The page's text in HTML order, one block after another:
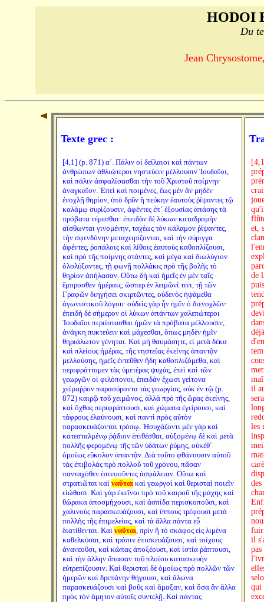
HODOI
Du
Jean
Texte grec :
[4,1] (p. 871) αʹ. Πάλιν οἱ δείλαιοι καὶ πάντων
ἀνθρώπων ἀθλιώτεροι νηστεύειν μέλλουσιν Ἰουδαῖοι,
καὶ πάλιν ἀσφαλίσασθαι τὴν τοῦ Χριστοῦ ποίμνην
ἀναγκαῖον. Ἐπεὶ καὶ ποιμένες, ἕως μὲν ἂν μηδὲν
ἐνοχλῇ θηρίον, ὑπὸ δρῦν ἢ πεύκην ἑαυτοὺς ῥίψαντες τῷ
καλάμῳ συρίζουσιν, ἀφέντες ἐπ´ ἐξουσίας ἁπάσης τὰ
πρόβατα νέμεσθαι· ἐπειδὰν δὲ λύκων καταδρομὴν
αἴσθωνται γινομένην, ταχέως τὸν κάλαμον ῥίψαντες,
τὴν σφενδόνην μεταχειρίζονται, καὶ τὴν σύριγγα
ἀφέντες, ῥοπάλοις καὶ λίθοις ἑαυτοὺς καθοπλίζουσι,
καὶ πρὸ τῆς ποίμνης στάντες, καὶ μέγα καὶ διωλύγιον
ὀλολύξαντες, τῇ φωνῇ πολλάκις πρὸ τῆς βολῆς τὸ
θηρίον ἀπήλασαν. Οὕτω δὴ καὶ ἡμεῖς ἐν μὲν ταῖς
ἔμπροσθεν ἡμέραις, ὥσπερ ἐν λειμῶνί τινι, τῇ τῶν
Γραφῶν διηγήσει σκιρτῶντες, οὐδενὸς ἡψάμεθα
ἀγωνιστικοῦ λόγου· οὐδεὶς γὰρ ἦν ἡμῖν ὁ διενοχλῶν·
ἐπειδὴ δὲ σήμερον οἱ λύκων ἁπάντων χαλεπώτεροι
Ἰουδαῖοι περιίστασθαι ἡμῶν τὰ πρόβατα μέλλουσιν,
ἀνάγκη πυκτεύειν καὶ μάχεσθαι, ὅπως μηδὲν ἡμῖν
θηριάλωτον γένηται. Καὶ μὴ θαυμάσητε, εἰ μετὰ δέκα
καὶ πλείους ἡμέρας, τῆς νηστείας ἐκείνης ἀπαντᾷν
μελλούσης, ἡμεῖς ἐντεῦθεν ἤδη καθοπλιζόμεθα, καὶ
περιφράττομεν τὰς ὑμετέρας ψυχὰς, ἐπεὶ καὶ τῶν
γεωργῶν οἱ φιλόπονοι, ἐπειδὰν ἔχωσι γείτονα
χείμαῤῥον παρασύροντα τὰς γεωργίας, οὐκ ἐν τῷ (p.
872) καιρῷ τοῦ χειμῶνος, ἀλλὰ πρὸ τῆς ὥρας ἐκείνης,
καὶ ὄχθας περιφράττουσι, καὶ χώματα ἐγείρουσι, καὶ
τάφρους ἐλαύνουσι, καὶ παντὶ πρὸς αὐτὸν
παρασκευάζονται τρόπῳ. Ἡσυχάζοντι μὲν γὰρ καὶ
κατεσταλμένῳ ῥᾴδιον ἐπιθέσθαι, αὐξομένῳ δὲ καὶ μετὰ
πολλῆς φερομένῳ τῆς τῶν ὑδάτων ῥύμης, οὐκέθ´
ὁμοίως εὔκολον ἀπαντᾷν. Διὰ τοῦτο φθάνουσιν αὐτοῦ
τὰς ἐπιβολὰς πρὸ πολλοῦ τοῦ χρόνου, πᾶσαν
πανταχόθεν ἐπινοοῦντες ἀσφάλειαν. Οὕτω καὶ
στρατιῶται καὶ ναῦται καὶ γεωργοὶ καὶ θερισταὶ ποιεῖν
εἰώθασι. Καὶ γὰρ ἐκεῖνοι πρὸ τοῦ καιροῦ τῆς μάχης καὶ
θώρακα ἀποσμήχουσι, καὶ ἀσπίδα περισκοποῦσι, καὶ
χαλινοὺς παρασκευάζουσι, καὶ ἵππους τρέφουσι μετὰ
πολλῆς τῆς ἐπιμελείας, καὶ τὰ ἄλλα πάντα εὖ
διατίθενται. Καὶ ναῦται, πρὶν ἢ τὸ σκάφος εἰς λιμένα
καθελκύσαι, καὶ τρόπιν ἐπισκευάζουσι, καὶ τοίχους
ἀνανεοῦσι, καὶ κώπας ἀποξέουσι, καὶ ἱστία ῥάπτουσι,
καὶ τὴν ἄλλην ἅπασαν τοῦ πλοίου κατασκευὴν
εὐτρεπίζουσιν. Καὶ θερισταὶ δὲ ὁμοίως πρὸ πολλῶν τῶν
ἡμερῶν καὶ δρεπάνην θήγουσι, καὶ ἅλωνα
παρασκευάζουσι καὶ βοῦς καὶ ἅμαξαν, καὶ ὅσα ἂν ἄλλα
πρὸς τὸν ἄμητον αὐτοῖς συντελῇ. Καὶ πάντας
et,
de
il
les
fuir
il
qui